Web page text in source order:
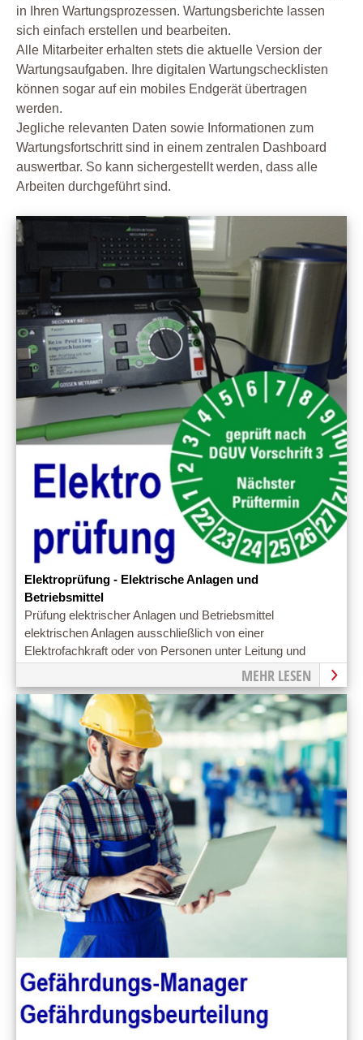
in Ihren Wartungsprozessen. Wartungsberichte lassen
sich einfach erstellen und bearbeiten.
Alle Mitarbeiter erhalten stets die aktuelle Version der
Wartungsaufgaben. Ihre digitalen Wartungschecklisten
können sogar auf ein mobiles Endgerät übertragen
werden.
Jegliche relevanten Daten sowie Informationen zum
Wartungsfortschritt sind in einem zentralen Dashboard
auswertbar. So kann sichergestellt werden, dass alle
Arbeiten durchgeführt sind.
Elektroprüfung - Elektrische Anlagen und
Betriebsmittel
Prüfung elektrischer Anlagen und Betriebsmittel
elektrischen Anlagen ausschließlich von einer
Elektrofachkraft oder von Personen unter Leitung und
MEHR LESEN